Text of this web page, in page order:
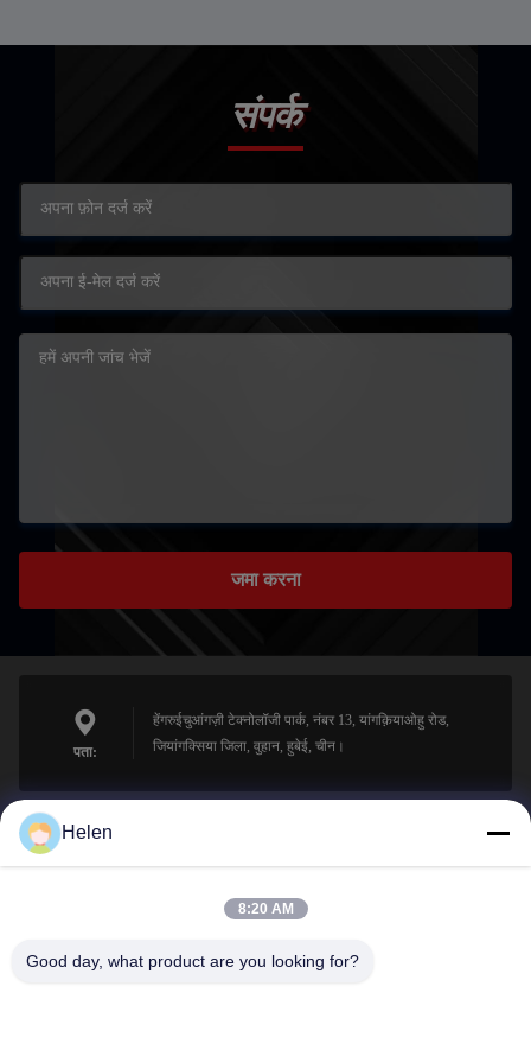
संपर्क
जमा करना
पता:
हेंगरुईचुआंगज़ी टेक्नोलॉजी पार्क, नंबर 13, यांगक़ियाओहु रोड,
जियांगक्सिया जिला, वुहान, हुबेई, चीन।
sales@perfectlaser.net
Helen
8:20 AM
Good day, what product are you looking for?